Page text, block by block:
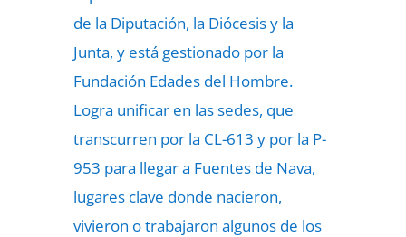
de la Diputación, la Diócesis y la
Junta, y está gestionado por la
Fundación Edades del Hombre.
Logra unificar en las sedes, que
transcurren por la CL-613 y por la P-
953 para llegar a Fuentes de Nava,
lugares clave donde nacieron,
vivieron o trabajaron algunos de los